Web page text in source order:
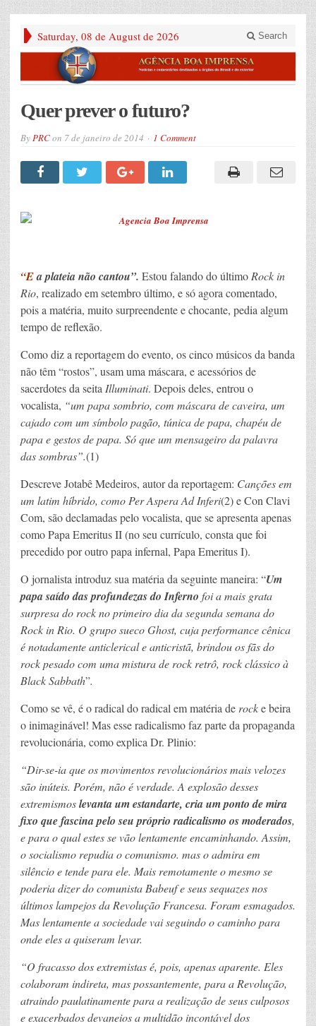
Saturday, 08 de August de 2026 Search
Quer prever o futuro?
ByPRCon 7 de janeiro de 2014 1 Comment
“Ea plateia não cantou”. Estou falando do últimoRock in
Rio, realizado em setembro último, e só agora comentado,
pois a matéria, muito surpreendente e chocante, pedia algum
tempo de reflexão.
Como diz a reportagem do evento, os cinco músicos da banda
não têm “rostos”, usam uma máscara, e acessórios de
sacerdotes da seitaIlluminati. Depois deles, entrou o
vocalista, “um papa sombrio, com máscara de caveira, um
cajado com um símbolo pagão, túnica de papa, chapéu de
papa e gestos de papa. Só que um mensageiro da palavra
das sombras”.(1)
Descreve Jotabê Medeiros, autor da reportagem: Canções em
um latim híbrido, como Per Aspera Ad Inferi(2) e Con Clavi
Com, são declamadas pelo vocalista, que se apresenta apenas
como Papa Emeritus II (no seu currículo, consta que foi
precedido por outro papa infernal, Papa Emeritus I).
O jornalista introduz sua matéria da seguinte maneira: “Um
papa saído das profundezas do Inferno foi a mais grata
surpresa do rock no primeiro dia da segunda semana do
Rock in Rio. O grupo sueco Ghost, cuja performance cênica
é notadamente anticlerical e anticristã, brindou os fãs do
rock pesado com uma mistura de rock retrô, rock clássico à
Black Sabbath”.
Como se vê, é o radical do radical em matéria derocke beira
o inimaginável! Mas esse radicalismo faz parte da propaganda
revolucionária, como explica Dr. Plinio:
“Dir-se-ia que os movimentos revolucionários mais velozes
são inúteis. Porém, não é verdade. A explosão desses
extremismoslevanta um estandarte, cria um ponto de mira
fixo que fascina pelo seu próprio radicalismo os moderados,
e para o qual estes se vão lentamente encaminhando. Assim,
o socialismo repudia o comunismo. mas o admira em
silêncio e tende para ele. Mais remotamente o mesmo se
poderia dizer do comunista Babeuf e seus sequazes nos
últimos lampejos da Revolução Francesa. Foram esmagados.
Mas lentamente a sociedade vai seguindo o caminho para
onde eles a quiseram levar.
“O fracasso dos extremistas é, pois, apenas aparente. Eles
colaboram indireta, mas possantemente, para a Revolução,
atraindo paulatinamente para a realização de seus culposos
e exacerbados devaneios a multidão incontável dos